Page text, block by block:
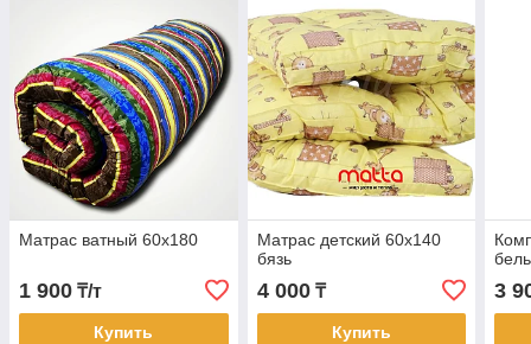
Матрас ватный 60х180
1 900 ₸/т
Купить
Матрас детский 60х140
бязь
4 000₸
Купить
3